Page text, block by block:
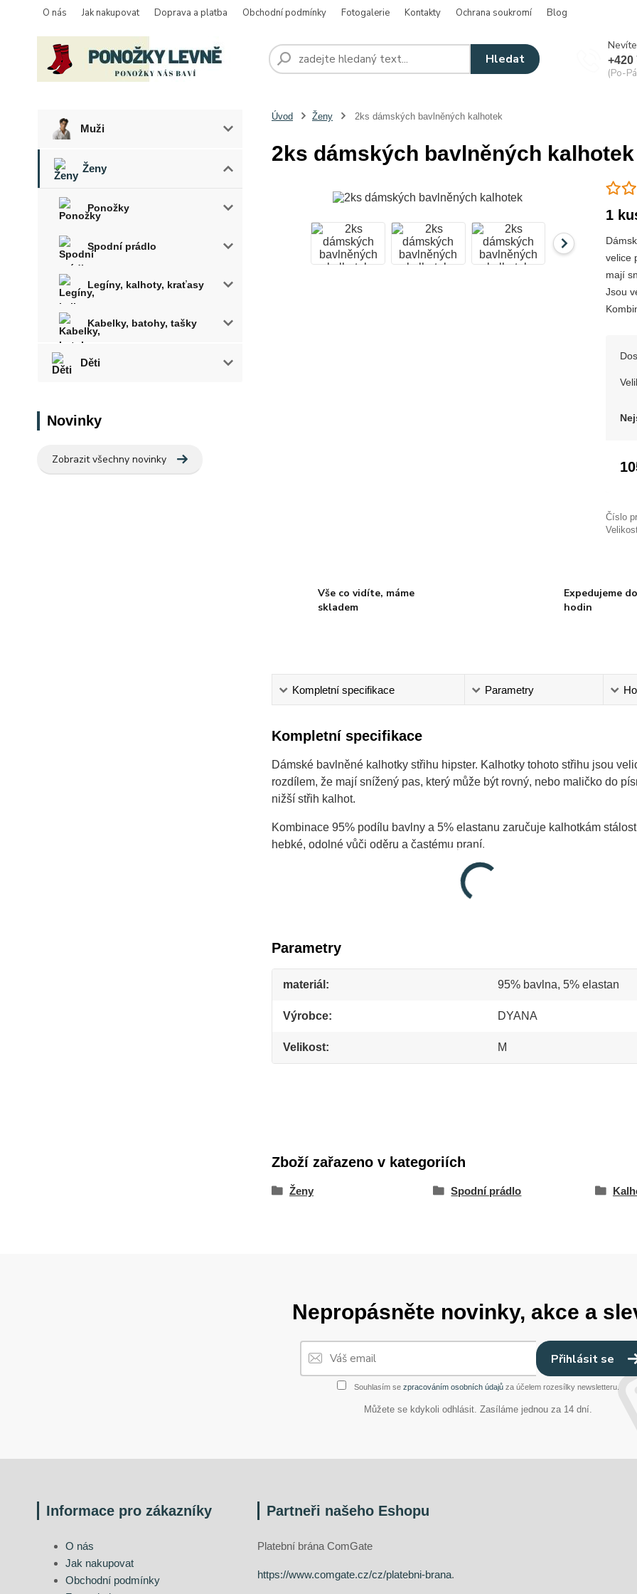
O nás Jak nakupovat Doprava a platba Obchodní podmínky Fotogalerie Kontakty Ochrana soukromí Blog
Hledat +420
(Po-
Muži
Ženy
Ponožky
Spodní prádlo
Legíny, kalhoty, kraťasy
Kabelky, batohy, tašky
Děti
Novinky
Zobrazit všechny novinky
Úvod Ženy 2ks dámských bavlněných kalhotek
2ks dámských bavlněných kalhotek
1
velice
mají
Jsou
Číslo
Vše co vidíte, máme
skladem
Expedujeme
hodin
Kompletní specifikace Parametry
Kompletní specifikace
Dámské bavlněné kalhotky střihu hipster. Kalhotky tohoto střihu jsou
rozdílem, že mají snížený pas, který může být rovný, nebo maličko do
nižší střih kalhot.
Kombinace 95% podílu bavlny a 5% elastanu zaručuje kalhotkám
hebké, odolné vůči oděru a častému praní.
Parametry
materiál 95% bavlna, 5% elastan
Výrobce DYANA
Velikost M
Zboží zařazeno v kategoriích
Ženy Spodní prádlo
Nepropásněte novinky, akce a
Přihlásit se
Souhlasím se zpracováním osobních údajůza účelem rozesílky newsletteru.
Můžete se kdykoli odhlásit. Zasíláme jednou za 14 dní.
Informace pro zákazníky
O nás
Jak nakupovat
Obchodní podmínky
Partneři našeho Eshopu
Platební brána ComGate
https://www.comgate.cz/cz/platebni-brana.